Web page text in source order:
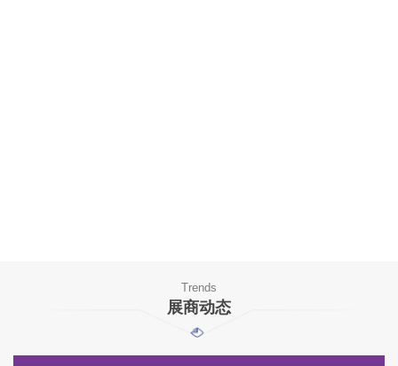
Trends
展商动态